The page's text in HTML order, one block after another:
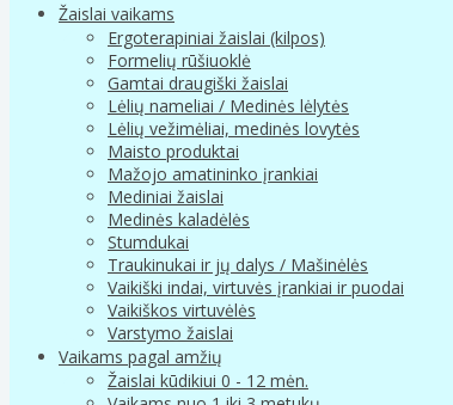
Žaislai vaikams
Ergoterapiniai žaislai (kilpos)
Formelių rūšiuoklė
Gamtai draugiški žaislai
Lėlių nameliai / Medinės lėlytės
Lėlių vežimėliai, medinės lovytės
Maisto produktai
Mažojo amatininko įrankiai
Mediniai žaislai
Medinės kaladėlės
Stumdukai
Traukinukai ir jų dalys / Mašinėlės
Vaikiški indai, virtuvės įrankiai ir puodai
Vaikiškos virtuvėlės
Varstymo žaislai
Vaikams pagal amžių
Žaislai kūdikiui 0 - 12 mėn.